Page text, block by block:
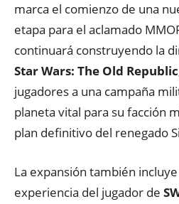
marca el comienzo de una
etapa para el aclamado
continuará construyendo la
Star Wars: The Old Republic
jugadores a una campaña
planeta vital para su facción
plan definitivo del renegado
La expansión también
experiencia del jugador de